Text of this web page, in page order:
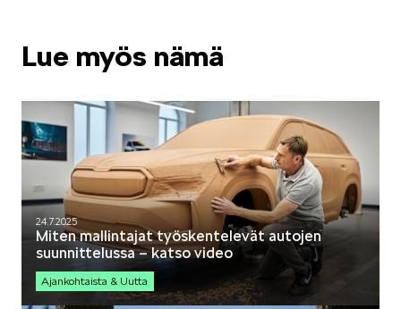
Lue myös nämä
24.7.2025
Miten mallintajat työskentelevät autojen
suunnittelussa – katso video
Ajankohtaista & Uutta